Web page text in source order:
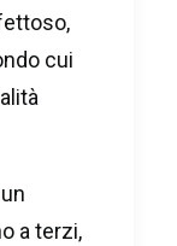
cui
a terzi,